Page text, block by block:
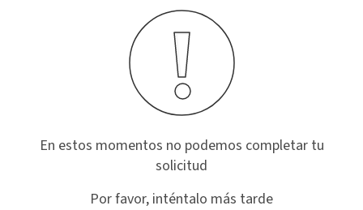
En estos momentos no podemos completar tu
solicitud
Por favor, inténtalo más tarde